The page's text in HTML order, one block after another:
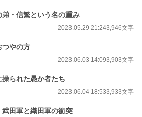
・信繁という名の重み
2023.05.29 21:243,946文字
やの方
2023.06.03 14:093,903文字
られた愚か者たち
2023.06.04 18:533,933文字
田軍と織田軍の衝突